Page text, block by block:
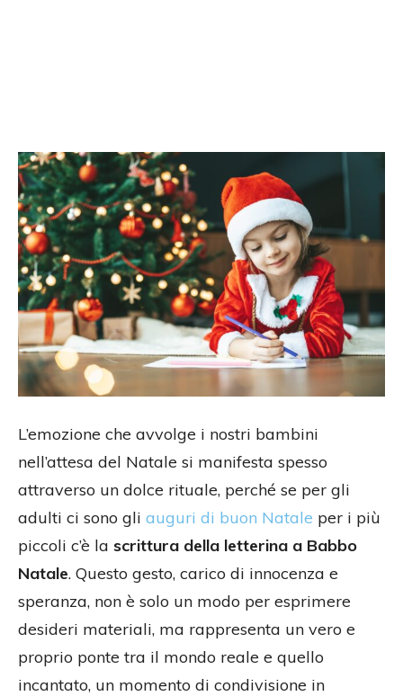
L’emozione che avvolge i nostri bambini
nell’attesa del Natale si manifesta spesso
attraverso un dolce rituale, perché se per gli
adulti ci sono gli auguri di buon Natale per i più
piccoli c’è la scrittura della letterina a Babbo
Natale. Questo gesto, carico di innocenza e
speranza, non è solo un modo per esprimere
desideri materiali, ma rappresenta un vero e
proprio ponte tra il mondo reale e quello
incantato, un momento di condivisione in